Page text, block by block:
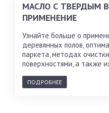
МАСЛО С ТВЕРДЫМ
ПРИМЕНЕНИЕ
Узнайте больше о
деревянных полов,
паркета, методах
поверхностями, а также
ПОДРОБНЕЕ